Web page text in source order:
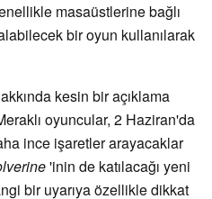
masaüstlerine bağlı
bir oyun kullanılarak
kesin bir açıklama
oyuncular, 2 Haziran'da
ince işaretler arayacaklar
'inin de katılacağı yeni
bir uyarıya özellikle dikkat